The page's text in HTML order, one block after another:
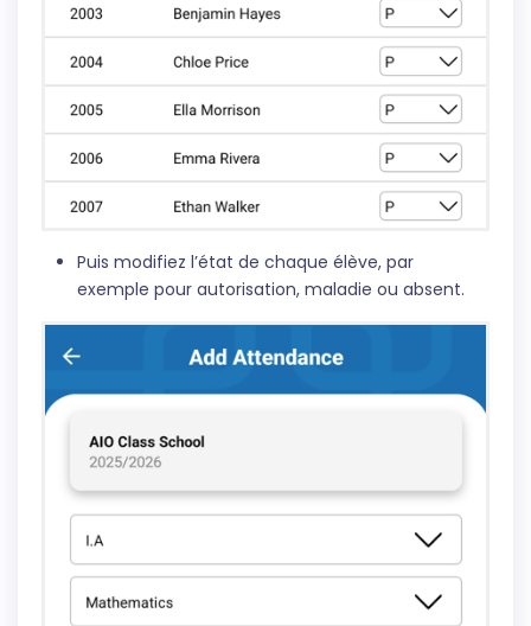
Puis modifiez l’état de chaque élève, par
exemple pour autorisation, maladie ou absent.